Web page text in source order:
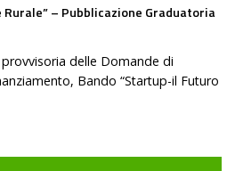
– Pubblicazione Graduatoria
delle Domande di
Bando “Startup-il Futuro